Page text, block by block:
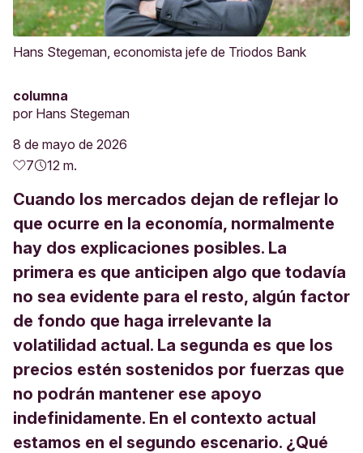
Hans Stegeman, economista jefe de Triodos Bank
columna
por Hans Stegeman
8 de mayo de 2026
7
12 m.
Cuando los mercados dejan de reflejar lo
que ocurre en la economía, normalmente
hay dos explicaciones posibles. La
primera es que anticipen algo que todavía
no sea evidente para el resto, algún factor
de fondo que haga irrelevante la
volatilidad actual. La segunda es que los
precios estén sostenidos por fuerzas que
no podrán mantener ese apoyo
indefinidamente. En el contexto actual
estamos en el segundo escenario. ¿Qué